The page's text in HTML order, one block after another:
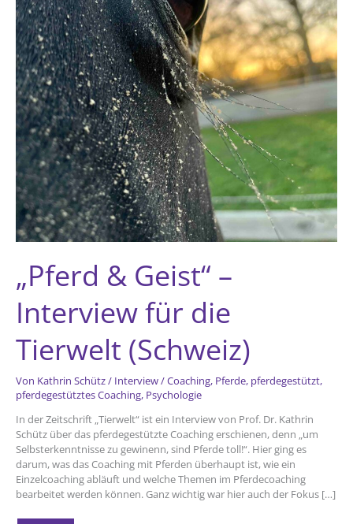
„Pferd & Geist“ –
Interview für die
Tierwelt (Schweiz)
Von Kathrin Schütz/ Interview/Coaching, Pferde, pferdegestützt,
pferdegestütztes Coaching, Psychologie
In der Zeitschrift „Tierwelt“ ist ein Interview von Prof. Dr. Kathrin
Schütz über das pferdegestützte Coaching erschienen, denn „um
Selbsterkenntnisse zu gewinenn, sind Pferde toll!“. Hier ging es
darum, was das Coaching mit Pferden überhaupt ist, wie ein
Einzelcoaching abläuft und welche Themen im Pferdecoaching
bearbeitet werden können. Ganz wichtig war hier auch der Fokus […]